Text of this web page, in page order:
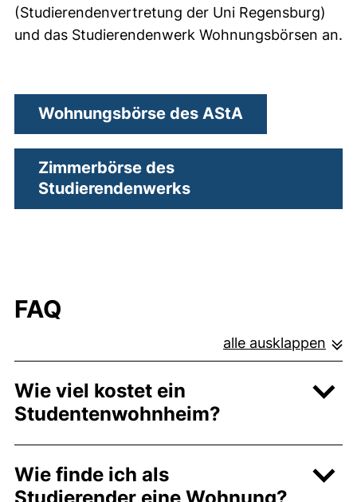
(Studierendenvertretung der Uni Regensburg)
und das Studierendenwerk Wohnungsbörsen an.
Wohnungsbörse des AStA
Zimmerbörse des
Studierendenwerks(externer Link,
FAQ
alle ausklappen
Wie viel kostet ein
Studentenwohnheim?
Wie finde ich als